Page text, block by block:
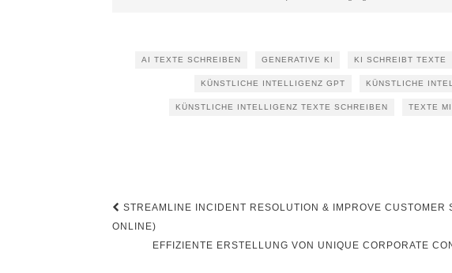
AI TEXTE SCHREIBEN GENERATIVE KI KI SCHREIBT TEXTE
KÜNSTLICHE INTELLIGENZ GPT KÜNSTLICHE
KÜNSTLICHE INTELLIGENZ TEXTE SCHREIBEN TEXTE
Beitragsnavigation
STREAMLINE INCIDENT RESOLUTION & IMPROVE CUSTOMER
ONLINE)
EFFIZIENTE ERSTELLUNG VON UNIQUE CORPORATE